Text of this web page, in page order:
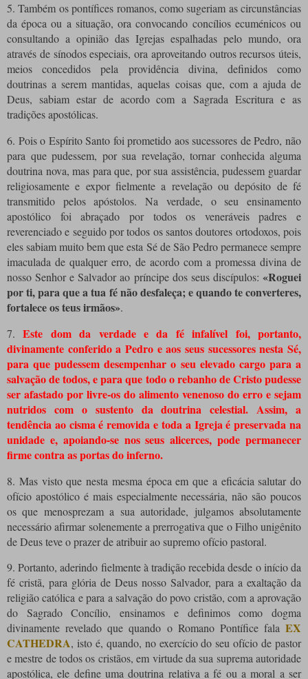
5. Também os pontífices romanos, como sugeriam as circunstâncias
da época ou a situação, ora convocando concílios ecuménicos ou
consultando a opinião das Igrejas espalhadas pelo mundo, ora
através de sínodos especiais, ora aproveitando outros recursos úteis,
meios concedidos pela providência divina, definidos como
doutrinas a serem mantidas, aquelas coisas que, com a ajuda de
Deus, sabiam estar de acordo com a Sagrada Escritura e as
tradições apostólicas.
6. Pois o Espírito Santo foi prometido aos sucessores de Pedro, não
para que pudessem, por sua revelação, tornar conhecida alguma
doutrina nova, mas para que, por sua assistência, pudessem guardar
religiosamente e expor fielmente a revelação ou depósito de fé
transmitido pelos apóstolos. Na verdade, o seu ensinamento
apostólico foi abraçado por todos os veneráveis ​​padres e
reverenciado e seguido por todos os santos doutores ortodoxos, pois
eles sabiam muito bem que esta Sé de São Pedro permanece sempre
imaculada de qualquer erro, de acordo com a promessa divina de
nosso Senhor e Salvador ao príncipe dos seus discípulos: «Roguei
por ti, para que a tua fé não desfaleça; e quando te converteres,
fortalece os teus irmãos».
7.Este dom da verdade e da fé infalível foi, portanto,
divinamente conferido a Pedro e aos seus sucessores nesta Sé,
para que pudessem desempenhar o seu elevado cargo para a
salvação de todos, e para que todo o rebanho de Cristo pudesse
ser afastado por livre-os do alimento venenoso do erro e sejam
nutridos com o sustento da doutrina celestial. Assim, a
tendência ao cisma é removida e toda a Igreja é preservada na
unidade e, apoiando-se nos seus alicerces, pode permanecer
firme contra as portas do inferno.
8. Mas visto que nesta mesma época em que a eficácia salutar do
ofício apostólico é mais especialmente necessária, não são poucos
os que menosprezam a sua autoridade, julgamos absolutamente
necessário afirmar solenemente a prerrogativa que o Filho unigênito
de Deus teve o prazer de atribuir ao supremo ofício pastoral.
9. Portanto, aderindo fielmente à tradição recebida desde o início da
fé cristã, para glória de Deus nosso Salvador, para a exaltação da
religião católica e para a salvação do povo cristão, com a aprovação
do Sagrado Concílio, ensinamos e definimos como dogma
divinamente revelado que quando o Romano Pontífice fala EX
CATHEDRA, isto é, quando, no exercício do seu ofício de pastor
e mestre de todos os cristãos, em virtude da sua suprema autoridade
apostólica, ele define uma doutrina relativa a fé ou a moral a ser